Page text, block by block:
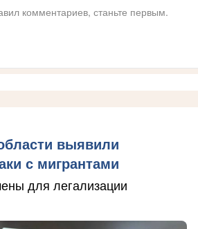
комментариев, станьте первым.
выявили
с мигрантами
для легализации